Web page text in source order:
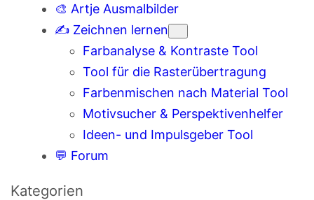
🎨 Artje Ausmalbilder
✍️ Zeichnen lernen
Farbanalyse & Kontraste Tool
Tool für die Rasterübertragung
Farbenmischen nach Material Tool
Motivsucher & Perspektivenhelfer
Ideen- und Impulsgeber Tool
💬 Forum
Kategorien